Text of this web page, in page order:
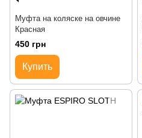
Муфта на коляске на овчине
Красная
450 грн
Купить